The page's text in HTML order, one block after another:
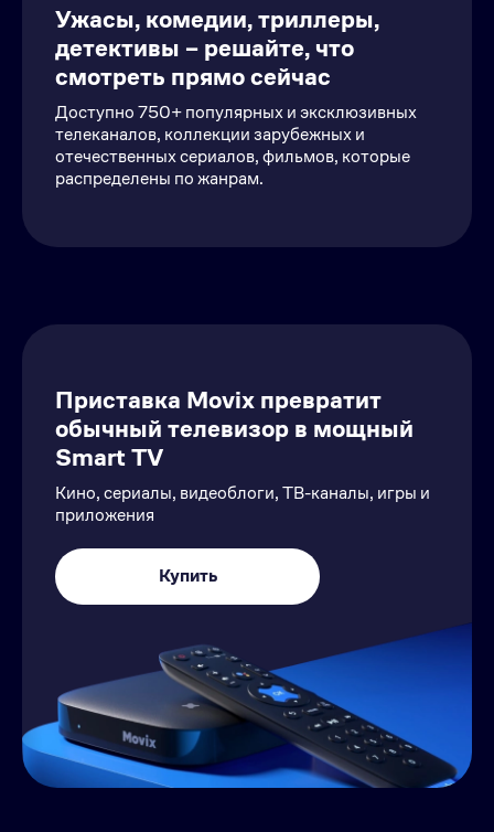
Ужасы, комедии, триллеры,
детективы – решайте, что
смотреть прямо сейчас
Доступно 750+ популярных и эксклюзивных
телеканалов, коллекции зарубежных и
отечественных сериалов, фильмов, которые
распределены по жанрам.
Приставка Movix превратит
обычный телевизор в мощный
Smart TV
Кино, сериалы, видеоблоги, ТВ-каналы, игры и
приложения
Купить